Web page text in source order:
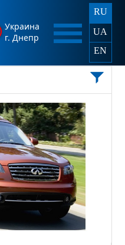
Украина
г. Днепр
RU
UA
EN